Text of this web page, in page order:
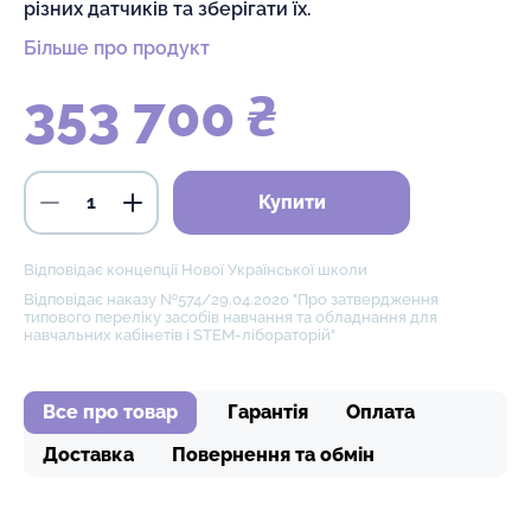
різних датчиків та зберігати їх.
Більше про продукт
353 700 ₴
Купити
Відповідає концепції Нової Української школи
Відповідає наказу №574/29.04.2020 "Про затвердження
типового переліку засобів навчання та обладнання для
навчальних кабінетів і STEM-лібораторій"
Все про товар Гарантія
Оплата
Доставка
Повернення та обмін